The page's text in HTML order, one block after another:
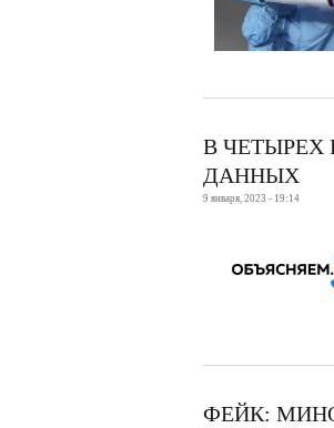
В ЧЕТЫРЕХ
ДАННЫХ
9 января, 2023 - 19:14
ФЕЙК: